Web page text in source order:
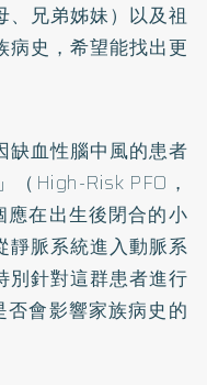
、兄弟姊妹）以及祖
病史，希望能找出更
缺血性腦中風的患者
（High-Risk PFO，
應在出生後閉合的小
靜脈系統進入動脈系
別針對這群患者進行
否會影響家族病史的